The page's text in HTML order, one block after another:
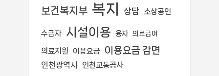
보건복지부 복지 상담 소상공인
수급자 시설이용 융자 의료급여
의료지원 이용요금 이용요금 감면
인천광역시 인천교통공사